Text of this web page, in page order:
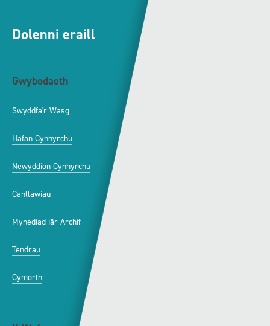
Dolenni eraill
Gwybodaeth
Swyddfa'r Wasg
Hafan Cynhyrchu
Newyddion Cynhyrchu
Canllawiau
Mynediad iâr Archif
Tendrau
Cymorth